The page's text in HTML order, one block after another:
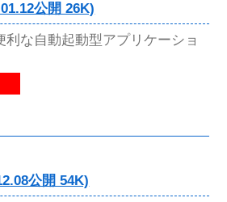
公開 26K)
な自動起動型アプリケーショ
公開 54K)